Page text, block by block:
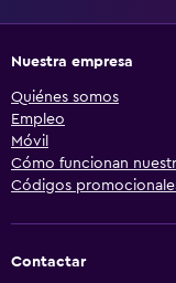
Nuestra empresa
Quiénes somos
Empleo
Móvil
Cómo funcionan
Códigos
Contactar